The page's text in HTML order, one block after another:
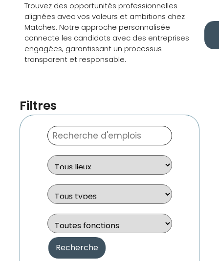
Trouvez des opportunités professionnelles
alignées avec vos valeurs et ambitions chez
Matches. Notre approche personnalisée
connecte les candidats avec des entreprises
engagées, garantissant un processus
transparent et responsable.
Filtres
Mot
clé
ou
clés
Limiter
les
emplois
cette
lieu
Limiter
les
emplois
cette
type
Limiter
les
emplois
à
cette
Fonction
Recherche